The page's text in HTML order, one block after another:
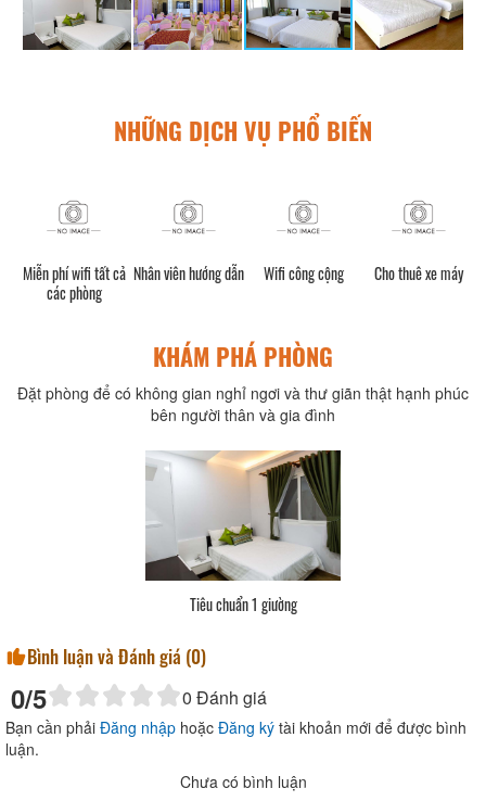
NHỮNG DỊCH VỤ PHỔ BIẾN
Miễn phí wifi tất cả
các phòng
Nhân viên hướng dẫn Wifi công cộng Cho thuê xe máy
KHÁM PHÁ PHÒNG
Đặt phòng để có không gian nghỉ ngơi và thư giãn thật hạnh phúc
bên người thân và gia đình
Bình luận và Đánh giá (0)
0/5 0 Đánh giá
Bạn cần phải Đăng nhập hoặc Đăng ký tài khoản mới để được bình
luận.
Chưa có bình luận